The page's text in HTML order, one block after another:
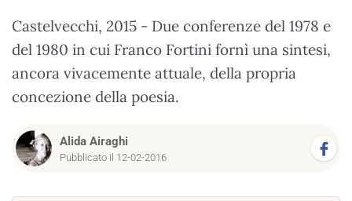
Castelvecchi, 2015 - Due conferenze del 1978 e
del 1980 in cui Franco Fortini fornì una sintesi,
ancora vivacemente attuale, della propria
concezione della poesia.
Alida Airaghi
Pubblicato il 12-02-2016